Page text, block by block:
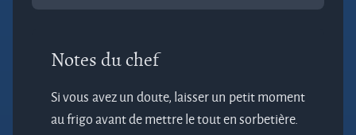
Notes du chef
Si vous avez un doute, laisser un petit moment
au frigo avant de mettre le tout en sorbetière.